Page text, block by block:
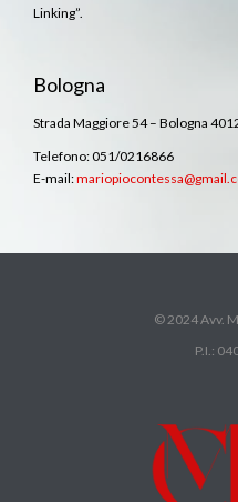
Linking”.
Bologna
Strada Maggiore 54 – Bologna
Telefono: 051/0216866
E-mail:
© 2024 Avv.
P.I.: